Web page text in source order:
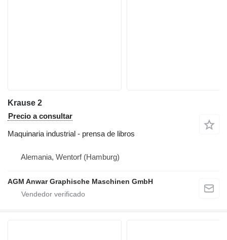
Krause 2
Precio a consultar
Maquinaria industrial - prensa de libros
Alemania, Wentorf (Hamburg)
AGM Anwar Graphische Maschinen GmbH